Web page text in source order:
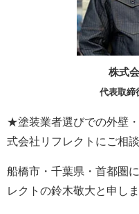
株式
代表取締
★塗装業者選びでの外壁
式会社リフレクトにご相
船橋市・千葉県・首都圏
レクト の鈴木敬大と申しま